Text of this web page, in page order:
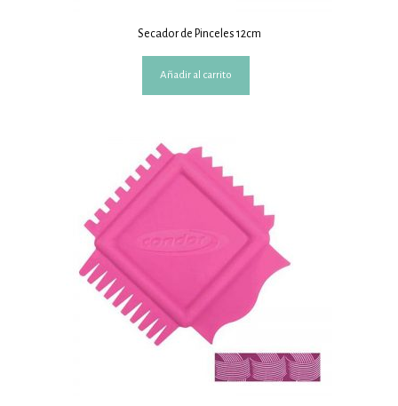
Secador de Pinceles 12cm
Añadir al carrito